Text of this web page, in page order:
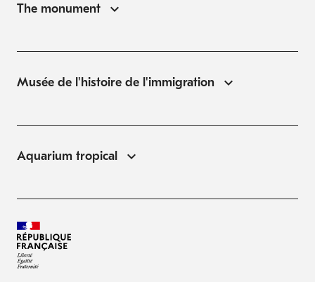
The monument
Musée de l'histoire de l'immigration
Aquarium tropical